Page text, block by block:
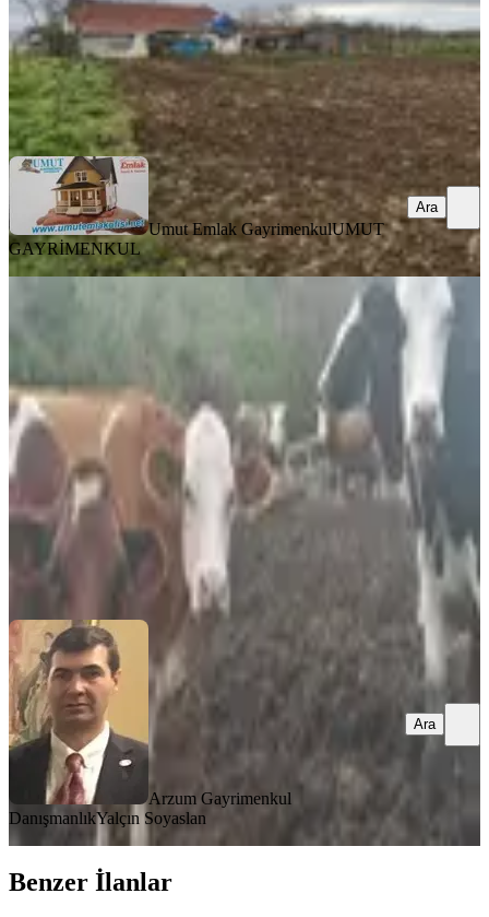
Umut Emlak GayrimenkulUMUT GAYRİMENKUL
Ara
Umut Emlak GayrimenkulUMUT
GAYRİMENKUL
Ara
Tekirdağ, Süleymanpaşa,inecik,köyü,
Civarında,işletme,faaliyetli,çiftlik
Tekirdağ, Süleymanpaşa
12500 m²·3.200/m²· 06.11.2025
40.000.000 ₺
Arzum Gayrimenkul Danışmanlık
Arzum Gayrimenkul
DanışmanlıkYalçın Soyaslan
Ara
Benzer İlanlar